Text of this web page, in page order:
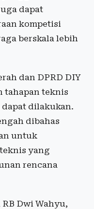
dapat
kompetisi
berskala lebih
dan DPRD DIY
tahapan teknis
dilakukan.
dibahas
untuk
yang
rencana
Dwi Wahyu,